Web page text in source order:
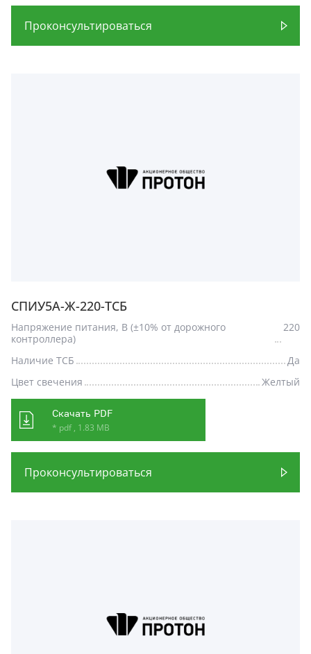
Проконсультироваться
СПИУ5А-Ж-220-ТСБ
Напряжение питания, В (±10% от дорожного
контроллера)
220
Наличие ТСБ
Да
Цвет свечения
Желтый
Скачать PDF
* pdf , 1.83 MB
Проконсультироваться